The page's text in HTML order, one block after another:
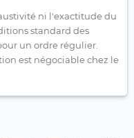
ni l'exactitude du
standard des
un ordre régulier.
est négociable chez le